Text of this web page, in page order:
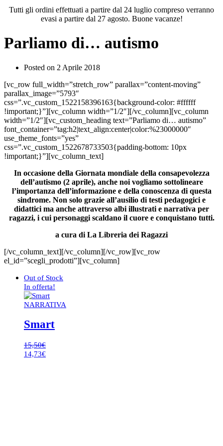
Tutti gli ordini effettuati a partire dal 24 luglio compreso verranno
evasi a partire dal 27 agosto. Buone vacanze!
Parliamo di… autismo
Posted on 2 Aprile 2018
[vc_row full_width=”stretch_row” parallax=”content-moving”
parallax_image=”5793″
css=”.vc_custom_1522158396163{background-color: #ffffff
!important;}”][vc_column width=”1/2″][/vc_column][vc_column
width=”1/2″][vc_custom_heading text=”Parliamo di… autismo”
font_container=”tag:h2|text_align:center|color:%23000000″
use_theme_fonts=”yes”
css=”.vc_custom_1522678733503{padding-bottom: 10px
!important;}”][vc_column_text]
In occasione della Giornata mondiale della consapevolezza
dell’autismo (2 aprile), anche noi vogliamo sottolineare
l’importanza dell’informazione e della conoscenza di questa
sindrome. Non solo grazie all’ausilio di testi pedagogici e
didattici ma anche attraverso albi illustrati e narrativa per
ragazzi, i cui personaggi scaldano il cuore e conquistano tutti.
a cura di La Libreria dei Ragazzi
[/vc_column_text][/vc_column][/vc_row][vc_row
el_id=”scegli_prodotti”][vc_column]
Out of Stock
In offerta!
NARRATIVA
Smart
15,50€
Il14,73€Il